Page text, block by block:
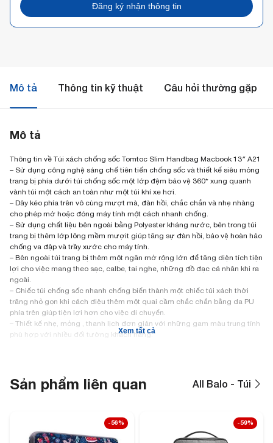
Đăng ký nhận thông tin
Mô tả Thông tin kỹ thuật Câu hỏi thường gặp
Mô tả
Thông tin về Túi xách chống sốc Tomtoc Slim Handbag Macbook 13″ A21
– Sử dụng công nghệ sáng chế tiên tiến chống sốc và thiết kế siêu mỏng
trang bị phía dưới túi chống sốc một lớp đệm bảo vệ 360* xung quanh
vành túi một cách an toàn như một túi khí xe hơi.
– Dây kéo phía trên vô cùng mượt mà, đàn hồi, chắc chắn và nhẹ nhàng
cho phép mở hoặc đóng máy tính một cách nhanh chống.
– Sử dụng chất liệu bên ngoài bằng Polyester kháng nước, bên trong túi
trang bị thêm lớp lông mềm mượit giúp tăng sự đàn hồi, bảo vệ hoàn hảo
chống va đập và trầy xước cho máy tính.
– Bên ngoài túi trang bị thêm một ngăn mở rộng lớn để tăng diện tích tiện
lợi cho việc mang theo sạc, calbe, tai nghe, những đồ đạc cá nhân khi ra
ngoài.
– Chiếc túi chống sốc nhanh chống biến thành một chiếc túi xách thời
trăng nhỏ gọn khi cách điệu thêm một quai cầm chắc chắn bằng da PU
phía trên giúp tiện lợi hơn cho việc di chuyển.
– Thiết kế nhẹ, mỏng , thanh lịch đơn giản với những gam màu trung tính
phù hợp với nhiều đối tường khách hàng.
Xem tất cả
Sản phẩm liên quan All Balo - Túi
-56% -59%